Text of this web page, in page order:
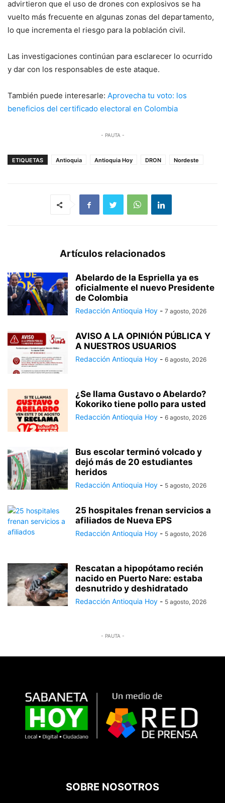
advirtieron que el uso de drones con explosivos se ha
vuelto más frecuente en algunas zonas del departamento,
lo que incrementa el riesgo para la población civil.
Las investigaciones continúan para esclarecer lo ocurrido
y dar con los responsables de este ataque.
También puede interesarle: Aprovecha tu voto: los
beneficios del certificado electoral en Colombia
- PAUTA -
ETIQUETAS Antioquia Antioquia Hoy DRON Nordeste
Artículos relacionados
Abelardo de la Espriella ya es
oficialmente el nuevo Presidente
de Colombia
Redacción Antioquia Hoy - 7 agosto, 2026
AVISO A LA OPINIÓN PÚBLICA Y
A NUESTROS USUARIOS
Redacción Antioquia Hoy - 6 agosto, 2026
¿Se llama Gustavo o Abelardo?
Kokoriko tiene pollo para usted
Redacción Antioquia Hoy - 6 agosto, 2026
Bus escolar terminó volcado y
dejó más de 20 estudiantes
heridos
Redacción Antioquia Hoy - 5 agosto, 2026
25 hospitales frenan servicios a
afiliados de Nueva EPS
Redacción Antioquia Hoy - 5 agosto, 2026
Rescatan a hipopótamo recién
nacido en Puerto Nare: estaba
desnutrido y deshidratado
Redacción Antioquia Hoy - 5 agosto, 2026
- PAUTA -
SOBRE NOSOTROS